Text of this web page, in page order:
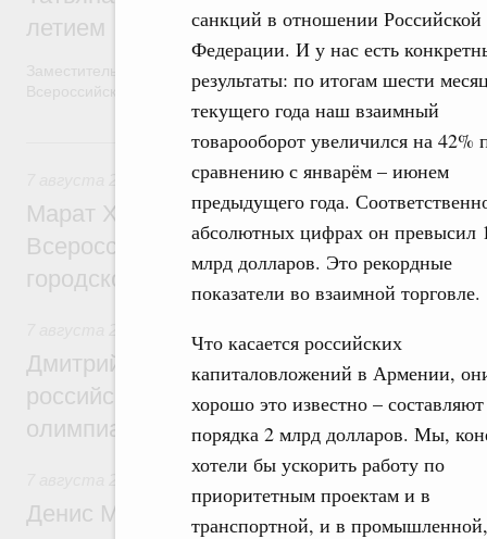
санкций в отношении Российской
Федерации. И у нас есть
результаты: по итогам шести
текущего года наш взаимный
товарооборот увеличился на 42%
сравнению с январём – июнем
предыдущего года.
абсолютных цифрах он превысил
млрд долларов. Это рекордные
показатели во взаимной торговле.
Что касается российских
капиталовложений в Армении,
хорошо это известно – составляют
порядка 2 млрд долларов. Мы,
хотели бы ускорить работу по
приоритетным проектам и в
транспортной, и в
летием
Всероссийского общественного движения «Волонтёры-
7 августа, пятница
Экономика городов. Городская среда
Марат Хуснуллин провёл заседание
Всероссийского конкурса лучших
городской среды
Дмитрий Чернышенко и Сергей Кравцов
российскую сборную с победой на
олимпиаде по искусственному
Общие вопросы промышленной политики
Денис Мантуров посетил Ярославскую